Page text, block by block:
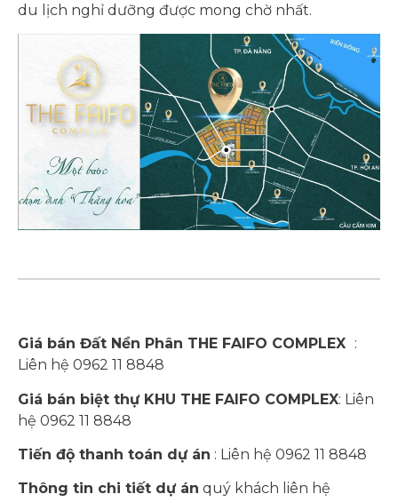
du lịch nghỉ dưỡng được mong chờ nhất.
Giá bán Đất Nền Phân THE FAIFO COMPLEX :
Liên hệ 0962 11 8848
Giá bán biệt thự KHU THE FAIFO COMPLEX: Liên
hệ 0962 11 8848
Tiến độ thanh toán dự án : Liên hệ 0962 11 8848
Thông tin chi tiết dự án quý khách liên hệ